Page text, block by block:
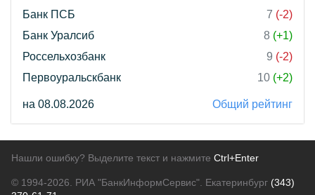
Банк ПСБ
7 (-2)
Банк Уралсиб
8 (+1)
Россельхозбанк
9 (-2)
Первоуральскбанк
10 (+2)
на 08.08.2026 Общий рейтинг
Нашли ошибку? Выделите текст и нажмите Ctrl+Enter
© 1994-2026. РИА "БанкИнформСервис". Екатеринбург (343)